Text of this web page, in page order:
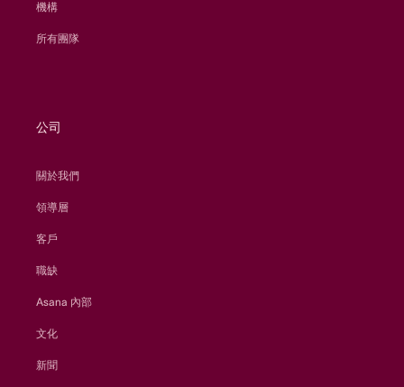
機構
所有團隊
公司
關於我們
領導層
客戶
職缺
Asana 內部
文化
新聞